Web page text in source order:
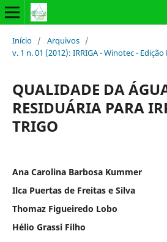
Início / Arquivos /
v. 1 n. 01 (2012): IRRIGA - Winotec - Edição
QUALIDADE DA
RESIDUÁRIA PARA
TRIGO
Ana Carolina Barbosa Kummer
Ilca Puertas de Freitas e Silva
Thomaz Figueiredo Lobo
Hélio Grassi Filho